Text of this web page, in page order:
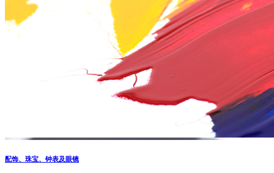
配饰、珠宝、钟表及眼镜